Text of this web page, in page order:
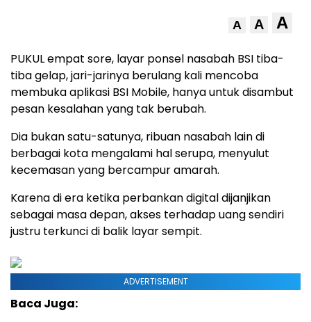
A A A
PUKUL empat sore, layar ponsel nasabah BSI tiba-
tiba gelap, jari-jarinya berulang kali mencoba
membuka aplikasi BSI Mobile, hanya untuk disambut
pesan kesalahan yang tak berubah.
Dia bukan satu-satunya, ribuan nasabah lain di
berbagai kota mengalami hal serupa, menyulut
kecemasan yang bercampur amarah.
Karena di era ketika perbankan digital dijanjikan
sebagai masa depan, akses terhadap uang sendiri
justru terkunci di balik layar sempit.
ADVERTISEMENT
Baca Juga: